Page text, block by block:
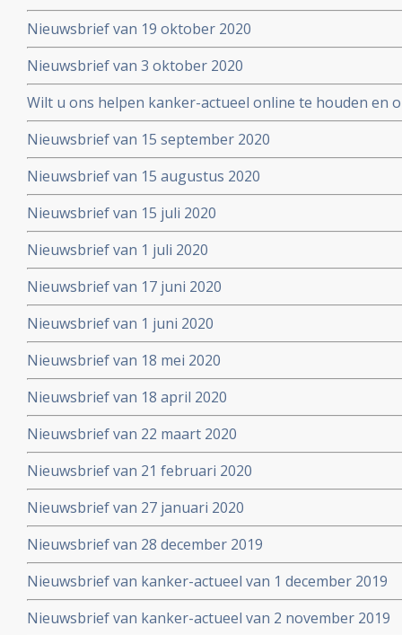
Nieuwsbrief van 19 oktober 2020
Nieuwsbrief van 3 oktober 2020
Wilt u ons helpen kanker-actueel online te houden en
extra donatie aub?
Nieuwsbrief van 15 september 2020
Nieuwsbrief van 15 augustus 2020
Nieuwsbrief van 15 juli 2020
Nieuwsbrief van 1 juli 2020
Nieuwsbrief van 17 juni 2020
Nieuwsbrief van 1 juni 2020
Nieuwsbrief van 18 mei 2020
Nieuwsbrief van 18 april 2020
Nieuwsbrief van 22 maart 2020
Nieuwsbrief van 21 februari 2020
Nieuwsbrief van 27 januari 2020
Nieuwsbrief van 28 december 2019
Nieuwsbrief van kanker-actueel van 1 december 2019
Nieuwsbrief van kanker-actueel van 2 november 2019